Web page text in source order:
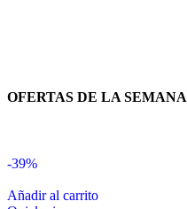
OFERTAS DE LA SEMANA
-39%
Añadir al carrito